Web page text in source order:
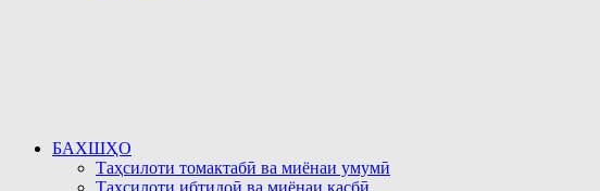
БАХШҲО
Таҳсилоти томактабӣ ва миёнаи умумӣ
Таҳсилоти ибтидоӣ ва миёнаи касбӣ